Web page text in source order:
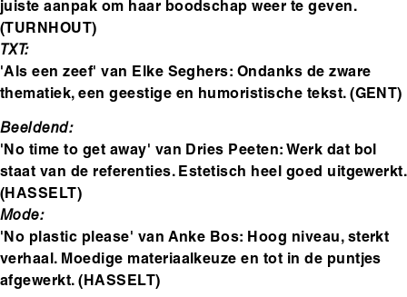
juiste aanpak om haar boodschap weer te geven.
(TURNHOUT)
TXT:
'Als een zeef' van Elke Seghers: Ondanks de zware
thematiek, een geestige en humoristische tekst. (GENT)
Beeldend:
'No time to get away' van Dries Peeten: Werk dat bol
staat van de referenties. Estetisch heel goed uitgewerkt.
(HASSELT)
Mode:
'No plastic please' van Anke Bos: Hoog niveau, sterkt
verhaal. Moedige materiaalkeuze en tot in de puntjes
afgewerkt. (HASSELT)